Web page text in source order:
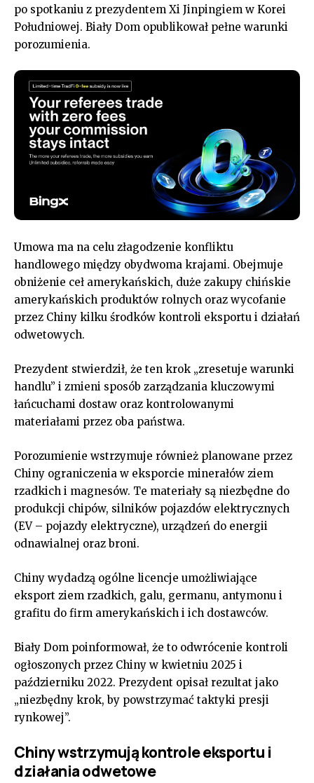
po spotkaniu z prezydentem Xi Jinpingiem w Korei
Południowej. Biały Dom opublikował pełne warunki
porozumienia.
Umowa ma na celu złagodzenie konfliktu
handlowego między obydwoma krajami. Obejmuje
obniżenie ceł amerykańskich, duże zakupy chińskie
amerykańskich produktów rolnych oraz wycofanie
przez Chiny kilku środków kontroli eksportu i działań
odwetowych.
Prezydent stwierdził, że ten krok „zresetuje warunki
handlu” i zmieni sposób zarządzania kluczowymi
łańcuchami dostaw oraz kontrolowanymi
materiałami przez oba państwa.
Porozumienie wstrzymuje również planowane przez
Chiny ograniczenia w eksporcie minerałów ziem
rzadkich i magnesów. Te materiały są niezbędne do
produkcji chipów, silników pojazdów elektrycznych
(EV – pojazdy elektryczne), urządzeń do energii
odnawialnej oraz broni.
Chiny wydadzą ogólne licencje umożliwiające
eksport ziem rzadkich, galu, germanu, antymonu i
grafitu do firm amerykańskich i ich dostawców.
Biały Dom poinformował, że to odwrócenie kontroli
ogłoszonych przez Chiny w kwietniu 2025 i
październiku 2022. Prezydent opisał rezultat jako
„niezbędny krok, by powstrzymać taktyki presji
rynkowej”.
Chiny wstrzymują kontrole eksportu i
działania odwetowe